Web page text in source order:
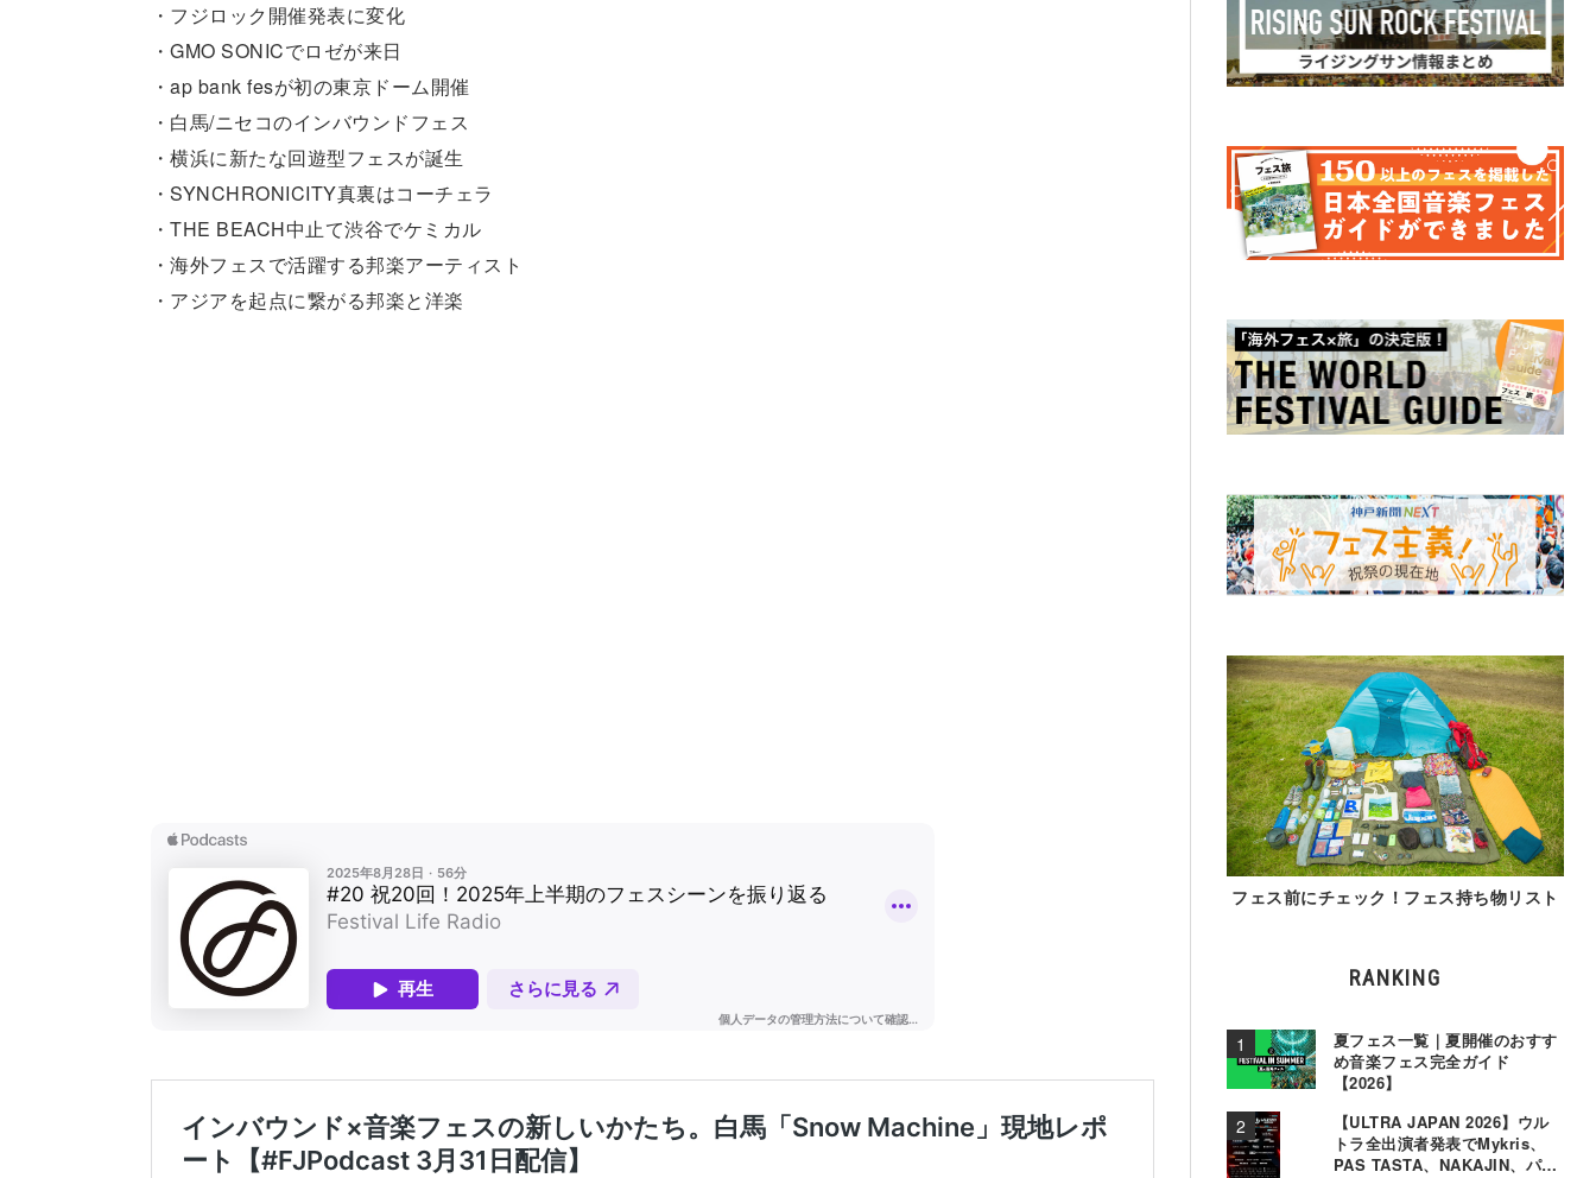
・フジロック開催発表に変化
・GMO SONICでロゼが来日
・ap bank fesが初の東京ドーム開催
・白馬/ニセコのインバウンドフェス
・横浜に新たな回遊型フェスが誕生
・SYNCHRONICITY真裏はコーチェラ
・THE BEACH中止て渋谷でケミカル
・海外フェスで活躍する邦楽アーティスト
・アジアを起点に繋がる邦楽と洋楽
フェス前にチェック！フェス持ち物リスト
RANKING
夏フェス一覧｜夏開催のおすす
め音楽フェス完全ガイド
【2026】
【ULTRA JAPAN 2026】ウル
トラ全出演者発表でMykris、
PAS TASTA、NAKAJIN、パソ